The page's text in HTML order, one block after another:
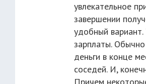
увлекательное
завершении
удобный
зарплаты.
деньги в конце
соседей. И,